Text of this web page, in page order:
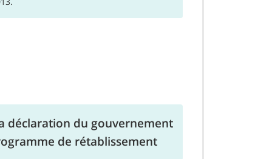
déclaration du gouvernement
de rétablissement